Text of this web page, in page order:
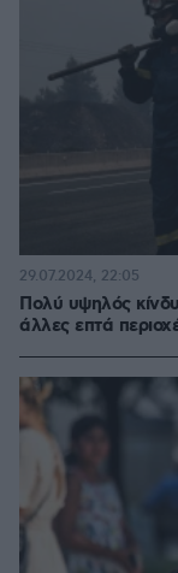
Πολύ υψηλός
άλλες επτά
29.07.2024, 22:05